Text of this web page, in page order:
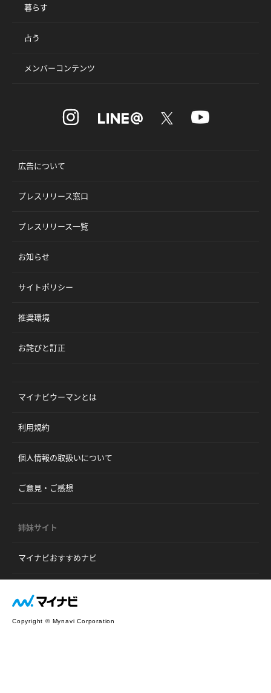
暮らす
占う
メンバーコンテンツ
広告について
プレスリリース窓口
プレスリリース一覧
お知らせ
サイトポリシー
推奨環境
お詫びと訂正
マイナビウーマンとは
利用規約
個人情報の取扱いについて
ご意見・ご感想
姉妹サイト
マイナビおすすめナビ
Copyright © Mynavi Corporation